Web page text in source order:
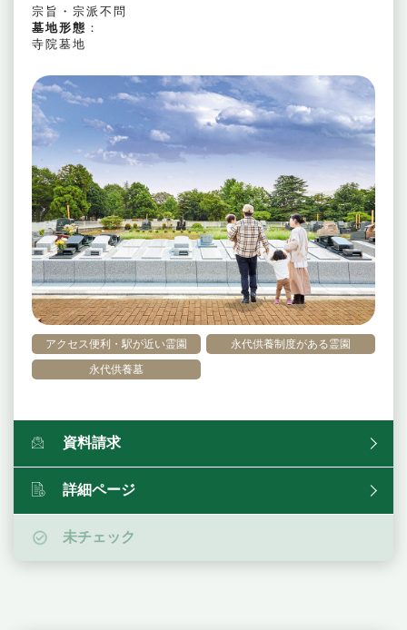
アクセス便利・駅が近い霊園
永代供養制度がある霊園
永代供養墓
宗旨・宗派不問
墓地形態 ：
寺院墓地
資料請求
詳細ページ
未チェック